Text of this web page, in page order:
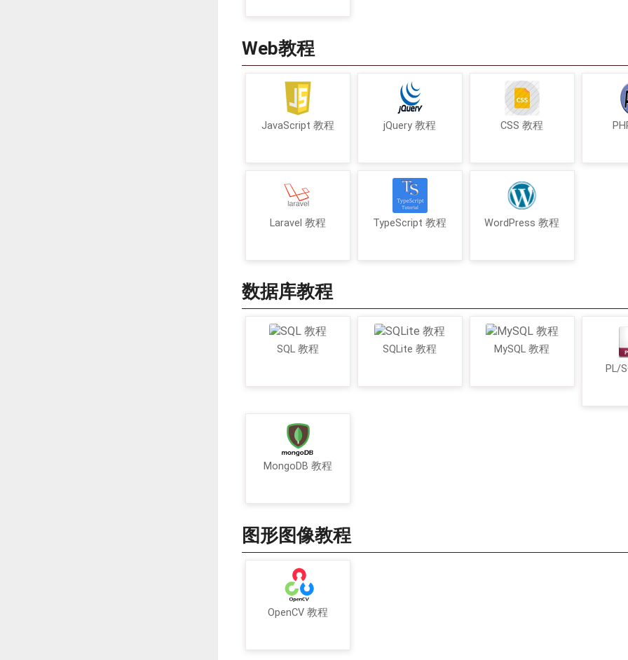
Web教程
JavaScript 教程 jQuery 教程 CSS 教程
Laravel 教程 TypeScript 教程 WordPress 教程
数据库教程
SQL 教程 SQLite 教程
MySQL 教程
PL/
MongoDB 教程
图形图像教程
OpenCV 教程